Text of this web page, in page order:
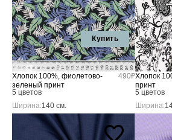
Купить
Хлопок 100%, фиолетово-
зеленый принт
5 цветов
490₽
Ширина:140 см.
Хлопок
принт
5 цветов
Ширина: